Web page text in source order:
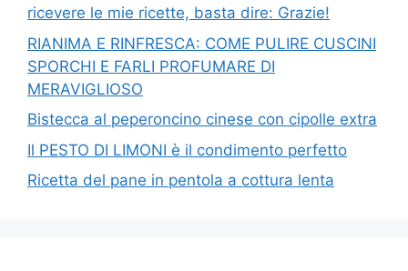
ricevere le mie ricette, basta dire: Grazie!
RIANIMA E RINFRESCA: COME PULIRE CUSCINI
SPORCHI E FARLI PROFUMARE DI
MERAVIGLIOSO
Bistecca al peperoncino cinese con cipolle extra
Il PESTO DI LIMONI è il condimento perfetto
Ricetta del pane in pentola a cottura lenta